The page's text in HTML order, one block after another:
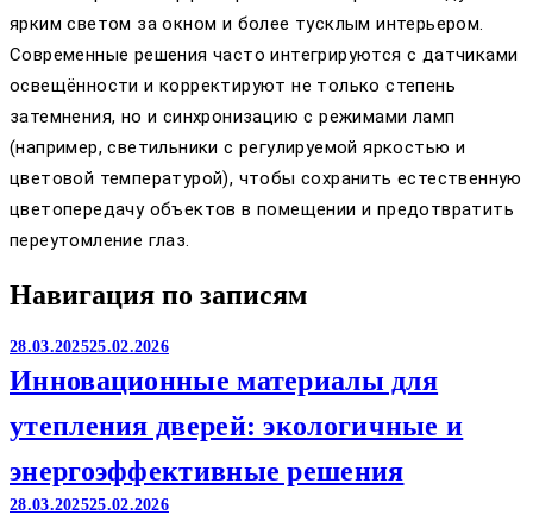
ярким светом за окном и более тусклым интерьером.
Современные решения часто интегрируются с датчиками
освещённости и корректируют не только степень
затемнения, но и синхронизацию с режимами ламп
(например, светильники с регулируемой яркостью и
цветовой температурой), чтобы сохранить естественную
цветопередачу объектов в помещении и предотвратить
переутомление глаз.
Навигация по записям
28.03.202525.02.2026
Инновационные материалы для
утепления дверей: экологичные и
энергоэффективные решения
28.03.202525.02.2026